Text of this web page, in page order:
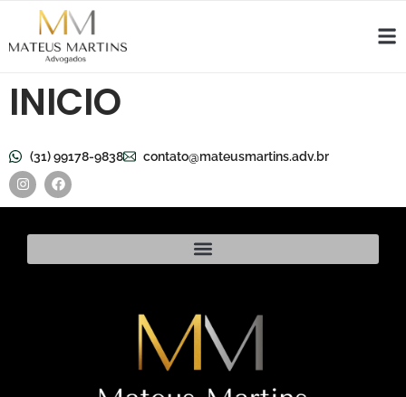
INICIO
(31) 99178-9838 contato@mateusmartins.adv.br